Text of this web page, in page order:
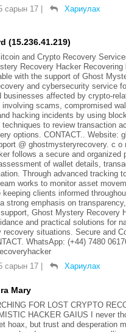
сарын 17
Хариулах
(15.236.41.219)
and Crypto Recovery
Recovery Hacker
with the support of Ghost
and cybersecurity service
businesses affected by crypto-
involving scams, compromised
hacking incidents by using
to review transaction
options. CONTACT.. Website:
@ ghostmysteryrecovery. c o
follows a secure and
of wallet details,
Through advanced tracking
works to monitor asset
keeping clients informed
strong emphasis on
Ghost Mystery Recovery
and practical solutions for
recovery situations. Secure and
WhatsApp: (+44) 7480
сарын 17
Хариулах
Mary
FOR LOST CRYPTO
HACKER GAIUS I never
hoax, but trust and desperation